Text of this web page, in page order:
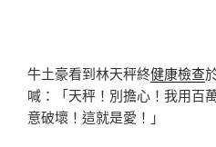
牛土豪看到林天秤終健康檢查
喊：「天秤！別擔心！我用百
意破壞！這就是愛！」